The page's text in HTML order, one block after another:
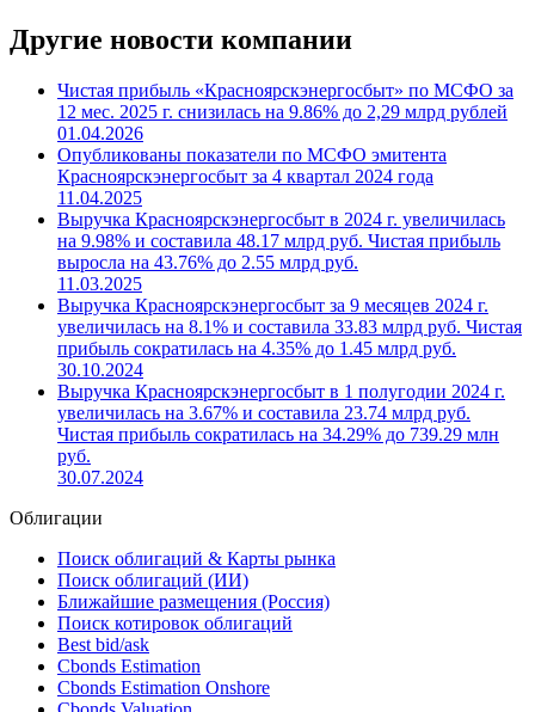
Другие новости компании
Чистая прибыль «Красноярскэнергосбыт» по МСФО за
12 мес. 2025 г. снизилась на 9.86% до 2,29 млрд рублей
01.04.2026
Опубликованы показатели по МСФО эмитента
Красноярскэнергосбыт за 4 квартал 2024 года
11.04.2025
Выручка Красноярскэнергосбыт в 2024 г. увеличилась
на 9.98% и составила 48.17 млрд руб. Чистая прибыль
выросла на 43.76% до 2.55 млрд руб.
11.03.2025
Выручка Красноярскэнергосбыт за 9 месяцев 2024 г.
увеличилась на 8.1% и составила 33.83 млрд руб. Чистая
прибыль сократилась на 4.35% до 1.45 млрд руб.
30.10.2024
Выручка Красноярскэнергосбыт в 1 полугодии 2024 г.
увеличилась на 3.67% и составила 23.74 млрд руб.
Чистая прибыль сократилась на 34.29% до 739.29 млн
руб.
30.07.2024
Облигации
Поиск облигаций & Карты рынка
Поиск облигаций (ИИ)
Ближайшие размещения (Россия)
Поиск котировок облигаций
Best bid/ask
Cbonds Estimation
Cbonds Estimation Onshore